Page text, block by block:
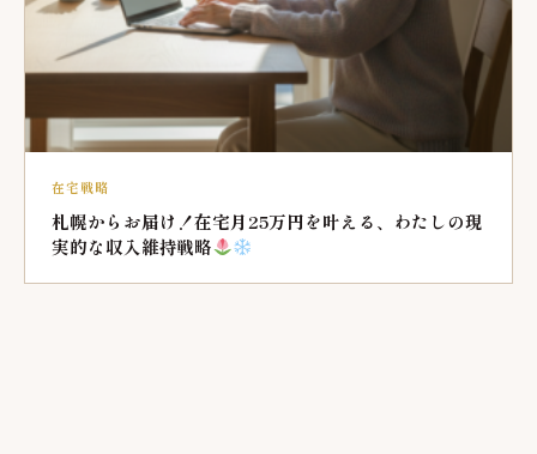
在宅戦略
札幌からお届け！在宅月25万円を叶える、わたしの現
実的な収入維持戦略